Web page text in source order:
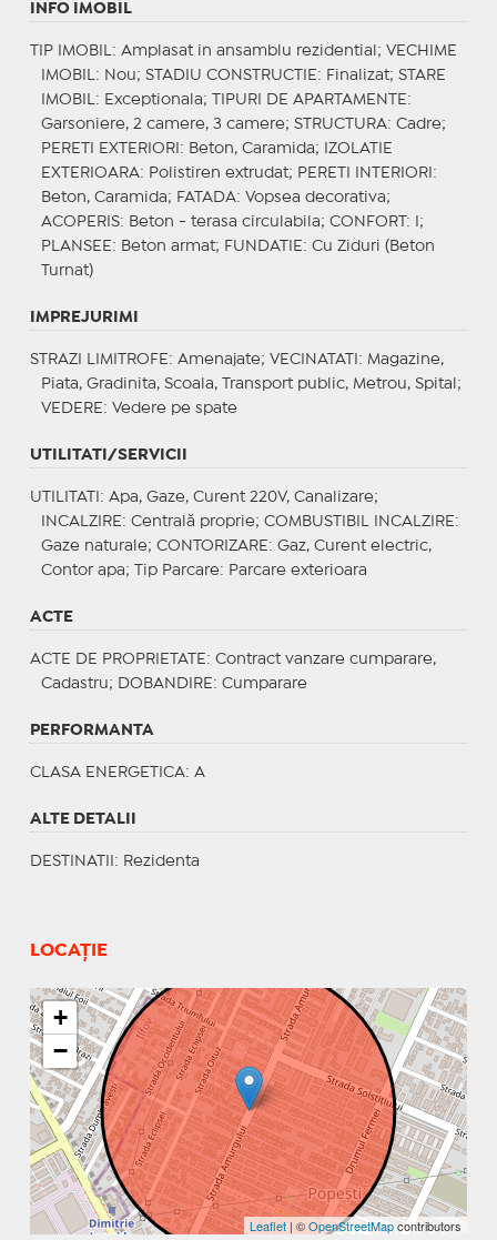
INFO IMOBIL
TIP IMOBIL : Amplasat in ansamblu rezidential; VECHIME
IMOBIL : Nou; STADIU CONSTRUCTIE : Finalizat; STARE
IMOBIL : Exceptionala; TIPURI DE APARTAMENTE :
Garsoniere, 2 camere, 3 camere; STRUCTURA: Cadre;
PERETI EXTERIORI : Beton, Caramida;
IZOLATIE
EXTERIOARA: Polistiren extrudat; PERETI INTERIORI :
Beton, Caramida; FATADA: Vopsea decorativa;
ACOPERIS: Beton - terasa circulabila; CONFORT : I;
PLANSEE : Beton armat; FUNDATIE : Cu Ziduri (Beton
Turnat)
IMPREJURIMI
STRAZI LIMITROFE : Amenajate; VECINATATI : Magazine,
Piata, Gradinita, Scoala, Transport public, Metrou, Spital;
VEDERE : Vedere pe spate
UTILITATI/SERVICII
UTILITATI : Apa, Gaze, Curent 220V, Canalizare;
INCALZIRE : Centrală proprie; COMBUSTIBIL INCALZIRE :
Gaze naturale; CONTORIZARE : Gaz, Curent electric,
Contor apa;
Tip Parcare: Parcare exterioara
ACTE
ACTE DE PROPRIETATE : Contract vanzare cumparare,
Cadastru;
DOBANDIRE : Cumparare
PERFORMANTA
CLASA ENERGETICA: A
ALTE DETALII
DESTINATII : Rezidenta
LOCAȚIE
+
−
Leaflet | ©OpenStreetMapcontributors